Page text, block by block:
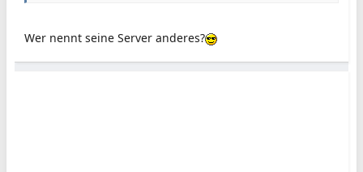
Wer nennt seine Server anderes?